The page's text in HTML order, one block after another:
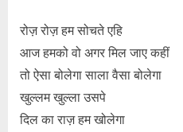
रोज़ रोज़ हम सोचते एहि
आज हमको वो अगर मिल जाए कहीं
तो ऐसा बोलेगा साला वैसा बोलेगा
खुल्लम खुल्ला उसपे
दिल का राज़ हम खोलेगा